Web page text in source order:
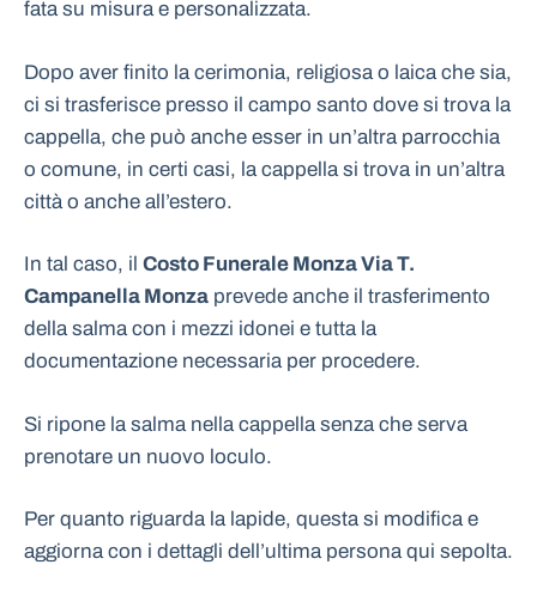
fata su misura e personalizzata.
Dopo aver finito la cerimonia, religiosa o laica che sia,
ci si trasferisce presso il campo santo dove si trova la
cappella, che può anche esser in un’altra parrocchia
o comune, in certi casi, la cappella si trova in un’altra
città o anche all’estero.
In tal caso, il Costo Funerale Monza Via T.
Campanella Monza prevede anche il trasferimento
della salma con i mezzi idonei e tutta la
documentazione necessaria per procedere.
Si ripone la salma nella cappella senza che serva
prenotare un nuovo loculo.
Per quanto riguarda la lapide, questa si modifica e
aggiorna con i dettagli dell’ultima persona qui sepolta.